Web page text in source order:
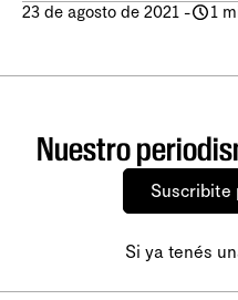
23 de agosto de 2021 - 1
Nuestro
Suscribite
Si ya tenés